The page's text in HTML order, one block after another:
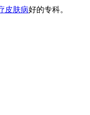
皮肤病好的专科。